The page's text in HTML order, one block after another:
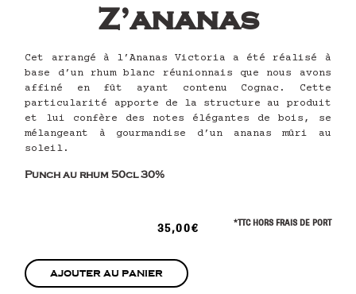
Z’ananas
Cet arrangé à l’Ananas Victoria a été réalisé à
base d’un rhum blanc réunionnais que nous avons
affiné en fût ayant contenu Cognac. Cette
particularité apporte de la structure au produit
et lui confère des notes élégantes de bois, se
mélangeant à gourmandise d’un ananas mûri au
soleil.
Punch au rhum 50cl 30%
*TTC HORS FRAIS DE PORT
35,00€
AJOUTER AU PANIER